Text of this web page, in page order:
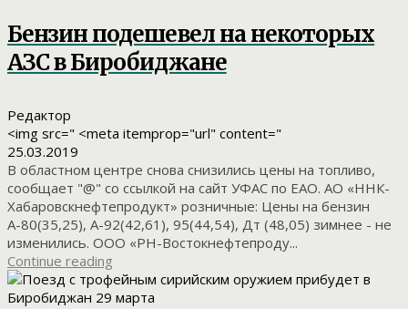
Бензин подешевел на некоторых
АЗС в Биробиджане
Редактор
<img src=" <meta itemprop="url" content="
25.03.2019
В областном центре снова снизились цены на топливо,
сообщает "@" со ссылкой на сайт УФАС по ЕАО. АО «ННК-
Хабаровскнефтепродукт» розничные: Цены на бензин
А-80(35,25), А-92(42,61), 95(44,54), Дт (48,05) зимнее - не
изменились. ООО «РН-Востокнефтепроду...
Continue reading